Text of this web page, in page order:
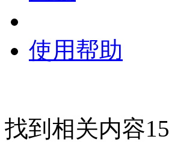
使用帮助
找到相关内容